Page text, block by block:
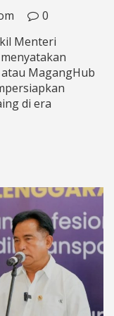
0
Menteri
MagangHub
di era